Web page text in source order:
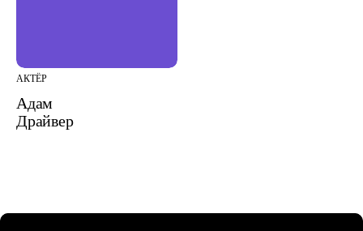
АКТЁР
Адам
Драйвер